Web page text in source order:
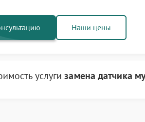
Наши цены
услугизамена датчика